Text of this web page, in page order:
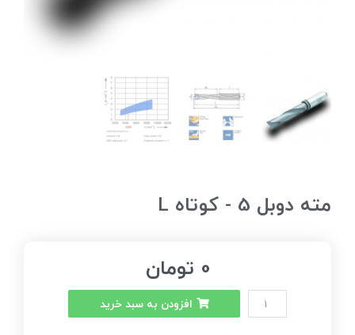
0 تومان
افزودن به سبد خرید
مته دوبل 5 - کوتاه L